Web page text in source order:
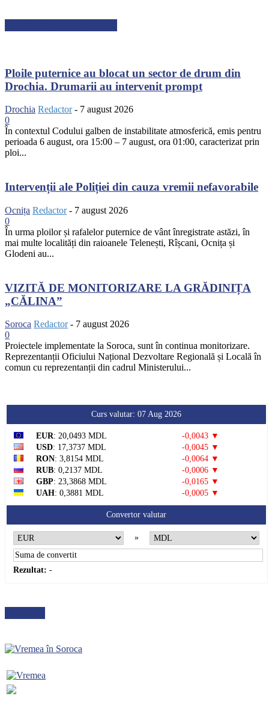
Ploile puternice au blocat un sector de drum din
Drochia. Drumarii au intervenit prompt
Drochia Redactor - 7 august 2026
0
În contextul Codului galben de instabilitate atmosferică, emis pentru
perioada 6 august, ora 15:00 – 7 august, ora 01:00, caracterizat prin
ploi...
Intervenții ale Poliției din cauza vremii nefavorabile
Ocnița Redactor - 7 august 2026
0
În urma ploilor și rafalelor puternice de vânt înregistrate astăzi, în
mai multe localități din raioanele Telenești, Rîșcani, Ocnița și
Glodeni au...
VIZITĂ DE MONITORIZARE LA GRĂDINIȚA
„CĂLINA”
Soroca Redactor - 7 august 2026
0
Proiectele implementate la Soroca, sunt în continua monitorizare.
Reprezentanții Oficiului Național Dezvoltare Regională și Locală în
comun cu reprezentanții din cadrul Ministerului...
Curs valutar: 07 Aug 2026
EUR: 20,0493 MDL
-0,0043 ▼
USD: 17,3737 MDL
-0,0045 ▼
RON: 3,8154 MDL
-0,0064 ▼
RUB: 0,2137 MDL
-0,0006 ▼
GBP: 23,3868 MDL
-0,0165 ▼
UAH: 0,3881 MDL -0,0005 ▼
Convertor valutar
»
Rezultat: -